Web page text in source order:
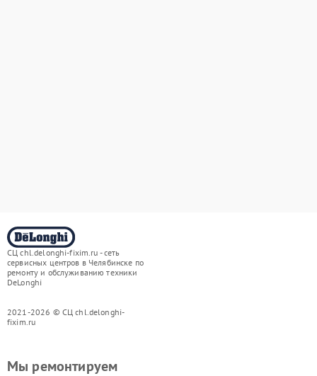
СЦ chl.delonghi-fixim.ru - сеть
сервисных центров в Челябинске по
ремонту и обслуживанию техники
DeLonghi
2021-2026 © СЦ chl.delonghi-
fixim.ru
Мы ремонтируем